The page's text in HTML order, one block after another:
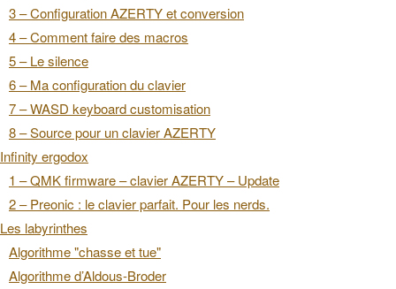
3 – Configuration AZERTY et conversion
4 – Comment faire des macros
5 – Le silence
6 – Ma configuration du clavier
7 – WASD keyboard customisation
8 – Source pour un clavier AZERTY
Infinity ergodox
1 – QMK firmware – clavier AZERTY – Update
2 – Preonic : le clavier parfait. Pour les nerds.
Les labyrinthes
Algorithme "chasse et tue"
Algorithme d’Aldous-Broder